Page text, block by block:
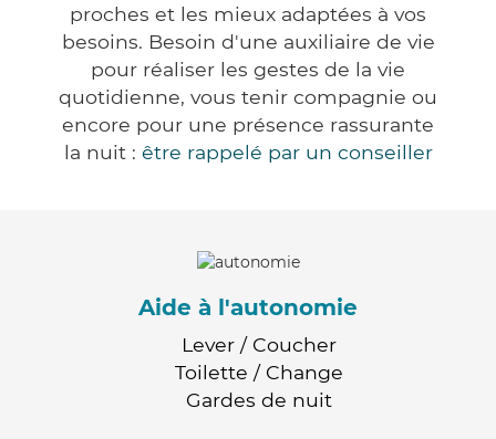
proches et les mieux adaptées à vos
besoins. Besoin d'une auxiliaire de vie
pour réaliser les gestes de la vie
quotidienne, vous tenir compagnie ou
encore pour une présence rassurante
la nuit : être rappelé par un conseiller
Aide à l'autonomie
Lever / Coucher
Toilette / Change
Gardes de nuit